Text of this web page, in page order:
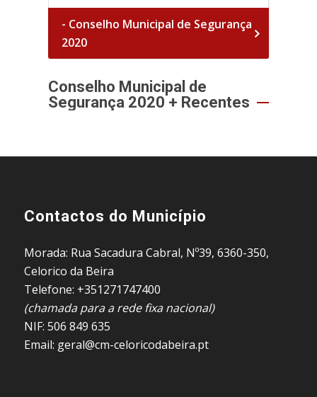
- Conselho Municipal de Segurança
2020
Conselho Municipal de
Segurança 2020 + Recentes
Contactos do Município
Morada: Rua Sacadura Cabral, Nº39, 6360-350,
Celorico da Beira
Telefone: +351271747400
(chamada para a rede fixa nacional)
NIF: 506 849 635
Email: geral@cm-celoricodabeira.pt